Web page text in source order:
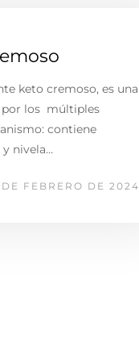
keto cremoso, es una
por los múltiples
contiene
y nivela…
FEBRERO DE 2024